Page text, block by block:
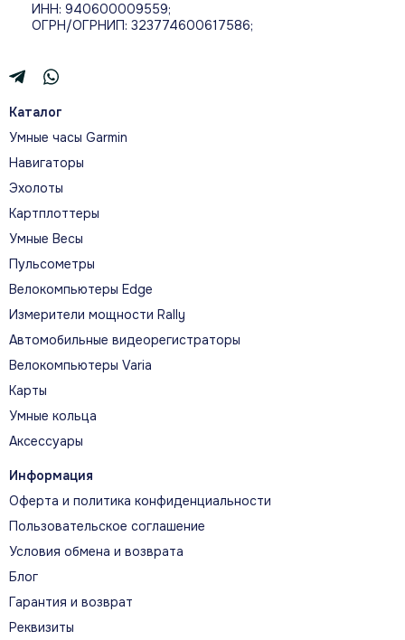
ДЛЯ ПОГРУЖЕНИЙ И
ПОВСЕДНЕВНОЙ ЖИЗНИ
Продвинутый дайв-компьютер в формате часов
контролирует глубину и давление в баллонах, а на
повседневные смарт-функции.
ГЛАВНЫЕ ВОЗМОЖНОСТИ
Возможности для новых
маршрутов
КОНТРОЛЬ ДАВЛЕНИЯ В БАЛЛОНАХ
Совместимый передатчик Descent T1
передаёт по SubWave данные о давлении в
ИНН: 940600009559;
ОГРН/ОГРНИП: 323774600617586;
Каталог
Умные часы Garmin
Навигаторы
Эхолоты
Картплоттеры
Умные Весы
Пульсометры
Велокомпьютеры Edge
Измерители мощности Rally
Автомобильные видеорегистраторы
Велокомпьютеры Varia
Карты
Умные кольца
Аксессуары
Информация
Оферта и политика конфиденциальности
Пользовательское соглашение
Условия обмена и возврата
Блог
Гарантия и возврат
Реквизиты